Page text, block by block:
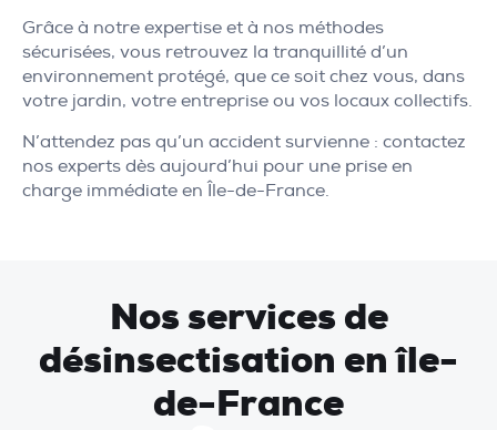
Grâce à notre expertise et à nos méthodes
sécurisées, vous retrouvez la tranquillité d’un
environnement protégé, que ce soit chez vous, dans
votre jardin, votre entreprise ou vos locaux collectifs.
N’attendez pas qu’un accident survienne : contactez
nos experts dès aujourd’hui pour une prise en
charge immédiate en Île-de-France.
Nos services de
désinsectisation en île-
de-France